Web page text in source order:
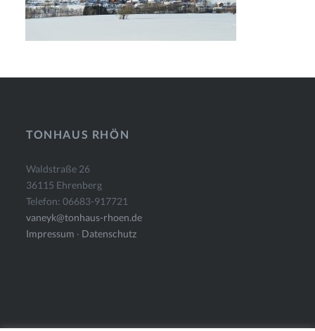
TONHAUS RHÖN
Waldstraße 26
36115 Ehrenberg
Telefon: 06683-917721
vaneyk@tonhaus-rhoen.de
Impressum · Datenschutz